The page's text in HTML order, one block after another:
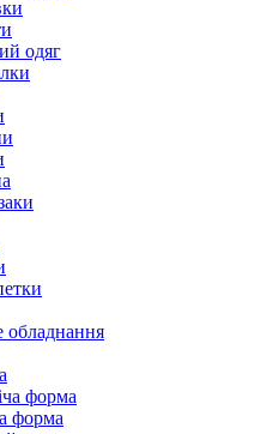
одяг
обладнання
форма
форма